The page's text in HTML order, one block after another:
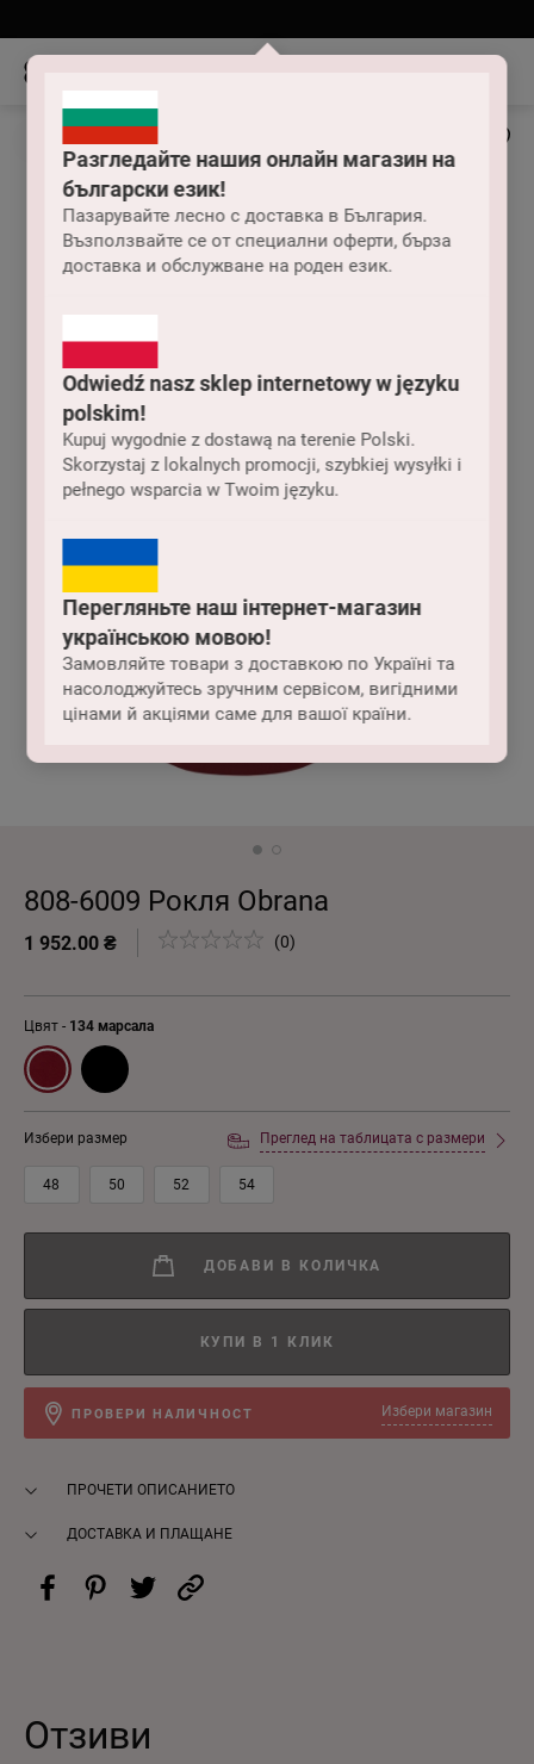
Разгледайте нашия онлайн магазин на
български език!
Пазарувайте лесно с доставка в България.
Възползвайте се от специални оферти, бърза
доставка и обслужване на роден език.
Odwiedź nasz sklep internetowy w języku
polskim!
Kupuj wygodnie z dostawą na terenie Polski.
Skorzystaj z lokalnych promocji, szybkiej wysyłki i
pełnego wsparcia w Twoim języku.
Перегляньте наш інтернет-магазин
українською мовою!
Замовляйте товари з доставкою по Україні та
насолоджуйтесь зручним сервісом, вигідними
цінами й акціями саме для вашої країни.
808-6009 Рокля Obrana
1 952.00 ₴ (0)
Цвят - 134 марсала
Избери размер Преглед на таблицата с размери
48 50 52 54
ДОБАВИ В КОЛИЧКА
КУПИ В 1 КЛИК
ПРОВЕРИ НАЛИЧНОСТ Избери магазин
ПРОЧЕТИ ОПИСАНИЕТО
ДОСТАВКА И ПЛАЩАНЕ
Отзиви